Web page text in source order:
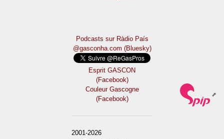
Podcasts sur Ràdio País
@gasconha.com (Bluesky)
Esprit GASCON
(Facebook)
Couleur Gascogne
(Facebook)
2001-2026